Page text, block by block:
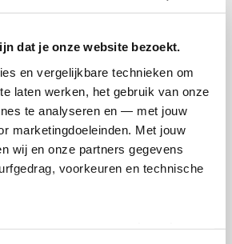
dat je onze website bezoekt.
en vergelijkbare technieken om
laten werken, het gebruik van onze
te analyseren en — met jouw
marketingdoeleinden. Met jouw
wij en onze partners gegevens
voorkeuren en technische